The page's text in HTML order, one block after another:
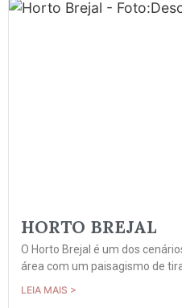
HORTO BREJAL
O Horto Brejal é um dos
área com um paisagismo de
LEIA MAIS >